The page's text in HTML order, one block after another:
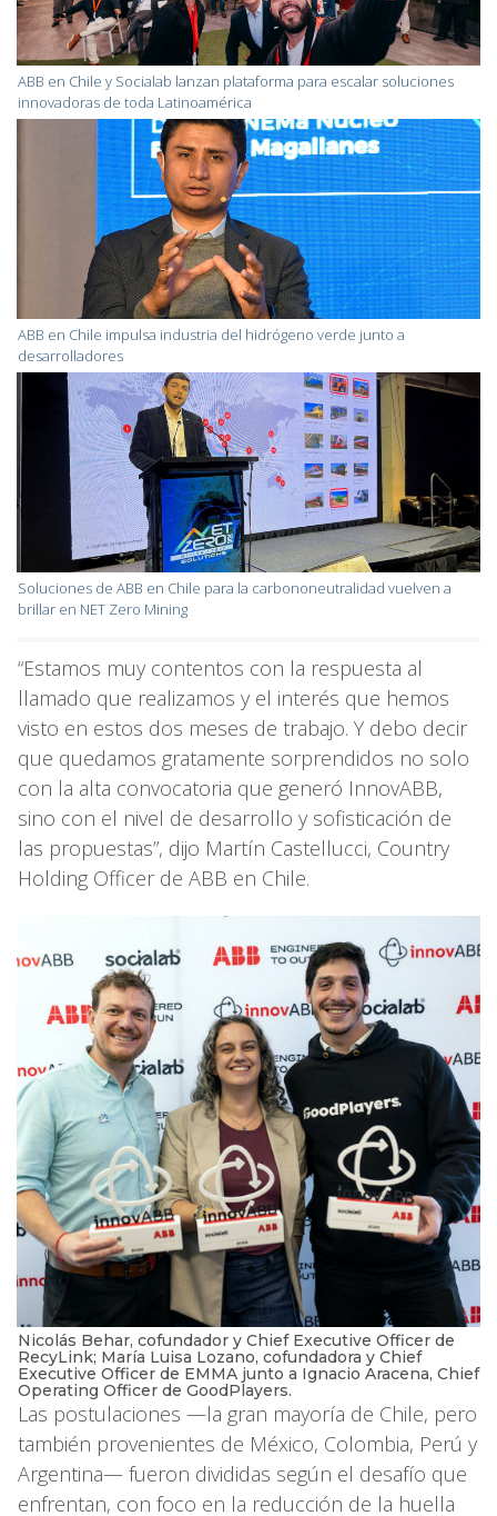
ABB en Chile y Socialab lanzan plataforma para escalar soluciones
innovadoras de toda Latinoamérica
ABB en Chile impulsa industria del hidrógeno verde junto a
desarrolladores
Soluciones de ABB en Chile para la carbononeutralidad vuelven a
brillar en NET Zero Mining
“Estamos muy contentos con la respuesta al
llamado que realizamos y el interés que hemos
visto en estos dos meses de trabajo. Y debo decir
que quedamos gratamente sorprendidos no solo
con la alta convocatoria que generó InnovABB,
sino con el nivel de desarrollo y sofisticación de
las propuestas”, dijo Martín Castellucci, Country
Holding Officer de ABB en Chile.
Nicolás Behar, cofundador y Chief Executive Officer de
RecyLink; María Luisa Lozano, cofundadora y Chief
Executive Officer de EMMA junto a Ignacio Aracena, Chief
Operating Officer de GoodPlayers.
Las postulaciones —la gran mayoría de Chile, pero
también provenientes de México, Colombia, Perú y
Argentina— fueron divididas según el desafío que
enfrentan, con foco en la reducción de la huella